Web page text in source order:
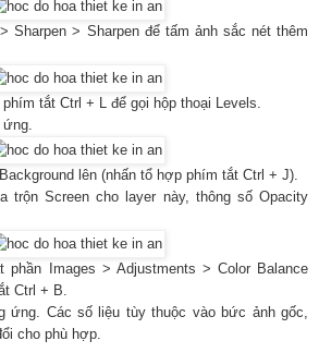
Sharpen > Sharpen để tấm ảnh sắc nét thêm
tắt Ctrl + L để gọi hộp thoại Levels.
ứng.
lên (nhấn tổ hợp phím tắt Ctrl + J).
trộn Screen cho layer này, thông số Opacity
phần Images > Adjustments > Color Balance
Ctrl + B.
ứng. Các số liệu tùy thuộc vào bức ảnh gốc,
cho phù hợp.